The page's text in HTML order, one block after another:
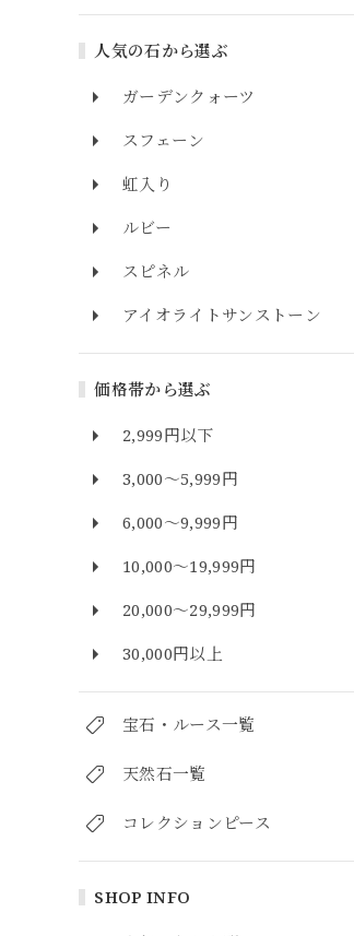
人気の石から選ぶ
ガーデンクォーツ
スフェーン
虹入り
ルビー
スピネル
アイオライトサンストーン
価格帯から選ぶ
2,999円以下
3,000～5,999円
6,000～9,999円
10,000～19,999円
20,000～29,999円
30,000円以上
宝石・ルース一覧
天然石一覧
コレクションピース
SHOP INFO